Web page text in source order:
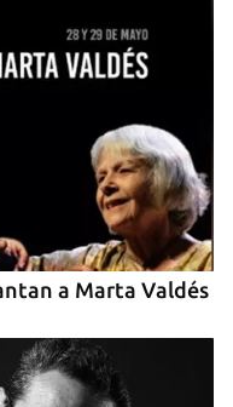
primero has de
a Marta Valdés